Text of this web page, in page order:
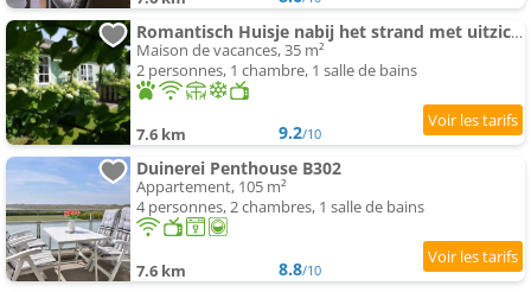
Romantisch Huisje nabij het strand met uitzicht op de tulpenvelden
Maison de vacances, 35 m²
2 personnes, 1 chambre, 1 salle de bains
7.6 km 9.2/10
Duinerei Penthouse B302
Appartement, 105 m²
4 personnes, 2 chambres, 1 salle de bains
7.6 km 8.8/10